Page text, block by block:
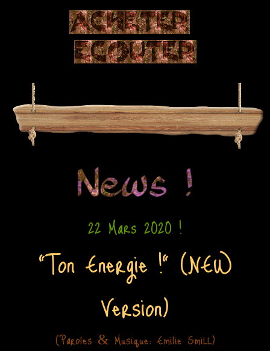
22 Mars 2020 !
"Ton Energie !" (NEW
Version)
(Paroles & Musique: Emilie SmiLL)